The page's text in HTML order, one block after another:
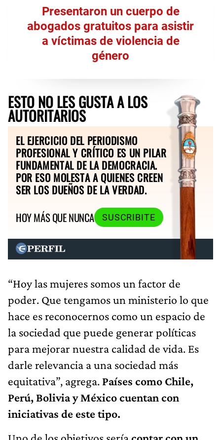
Presentaron un cuerpo de
abogados gratuitos para asistir
a víctimas de violencia de
género
ESTO NO LES GUSTA A LOS
AUTORITARIOS
EL EJERCICIO DEL PERIODISMO
PROFESIONAL Y CRÍTICO ES UN PILAR
FUNDAMENTAL DE LA DEMOCRACIA.
POR ESO MOLESTA A QUIENES CREEN
SER LOS DUEÑOS DE LA VERDAD.
HOY MÁS QUE NUNCA
SUSCRIBITE
“Hoy las mujeres somos un factor de
poder. Que tengamos un ministerio lo que
hace es reconocernos como un espacio de
la sociedad que puede generar políticas
para mejorar nuestra calidad de vida. Es
darle relevancia a una sociedad más
equitativa”, agrega. Países como Chile,
Perú, Bolivia y México cuentan con
iniciativas de este tipo.